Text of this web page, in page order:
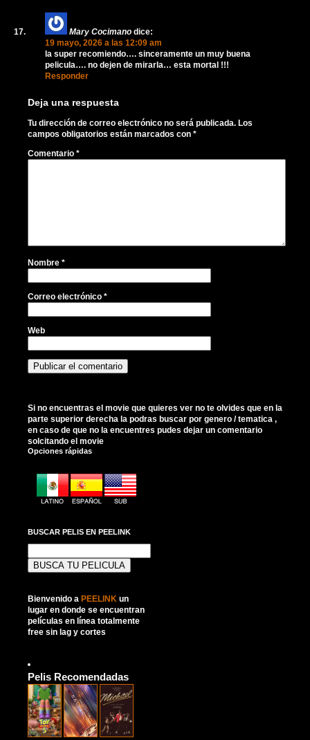
Mary Cocimano dice:
19 mayo, 2026 a las 12:09 am
la super recomiendo…. sinceramente un muy buena
pelicula…. no dejen de mirarla… esta mortal !!!
Responder
Deja una respuesta
Tu dirección de correo electrónico no será publicada. Los
campos obligatorios están marcados con *
Comentario *
Nombre *
Correo electrónico *
Web
Si no encuentras el movie que quieres ver no te olvides que en la
parte superior derecha la podras buscar por genero / tematica ,
en caso de que no la encuentres pudes dejar un comentario
solcitando el movie
Opciones rápidas
BUSCAR PELIS EN PEELINK
Bienvenido a PEELINK un
lugar en donde se encuentran
películas en línea totalmente
free sin lag y cortes
Pelis Recomendadas